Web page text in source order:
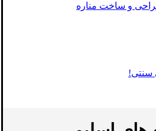
و ساخت مناره
سنتی!